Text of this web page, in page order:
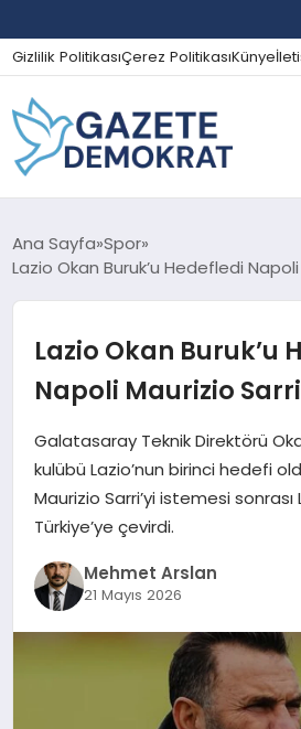
Gizlilik PolitikasıÇerez PolitikasıKünye
GÜNDEM
SPOR
SAĞLIK
Ana Sayfa Spor
Lazio Okan Buruk’u Hedefledi
Lazio Okan Buruk’u
Napoli Maurizio
Galatasaray Teknik Direktörü
kulübü Lazio’nun birinci hedefi
Maurizio Sarri’yi istemesi sonrası
Türkiye’ye çevirdi.
Mehmet Arslan
21 Mayıs 2026